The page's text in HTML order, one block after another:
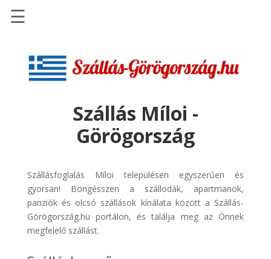
Szállások
Repülőjegy
pénzvisszatérítéssel
Discover
Cars
Transzfer
Kiwi
☰
Szállás Míloi -
Görögország
Szállásfoglalás Míloi településen egyszerűen és
gyorsan! Böngésszen a szállodák, apartmanok,
panziók és olcsó szállások kínálata között a Szállás-
Görögország.hu portálon, és találja meg az Önnek
megfelelő szállást.